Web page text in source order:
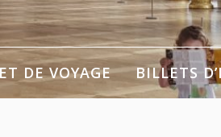
DE VOYAGE BILLETS